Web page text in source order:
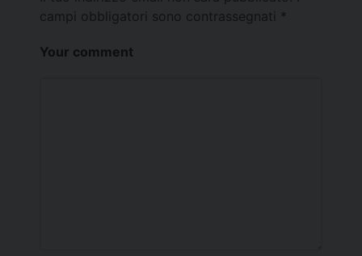
campi obbligatori sono contrassegnati *
Your comment